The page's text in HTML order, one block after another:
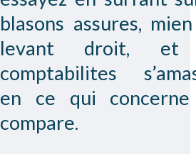
blasons assures,
levant droit, et
comptabilites
en ce qui
compare.